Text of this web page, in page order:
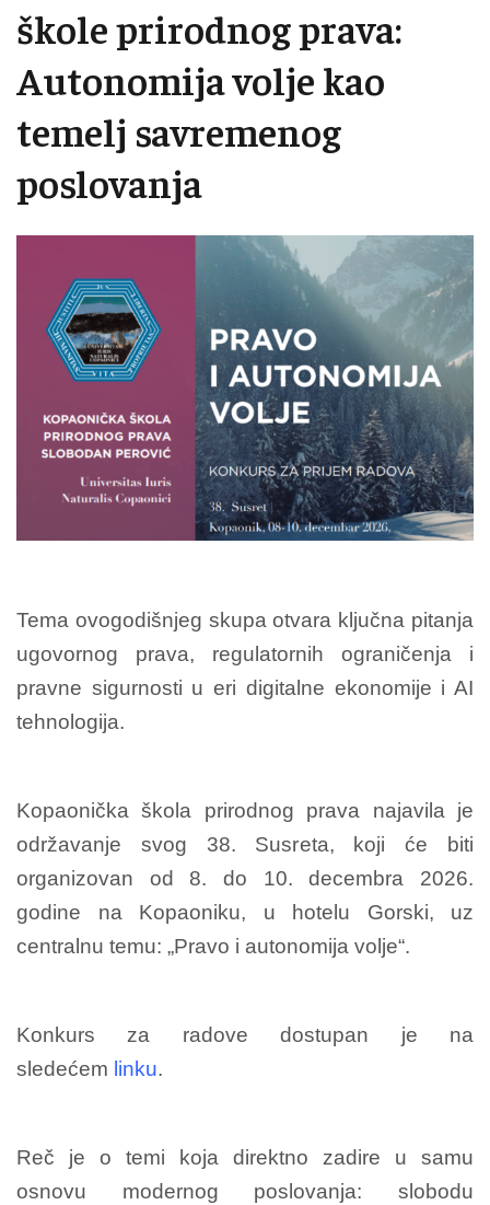
škole prirodnog prava:
Autonomija volje kao
temelj savremenog
poslovanja
Tema ovogodišnjeg skupa otvara ključna pitanja
ugovornog prava, regulatornih ograničenja i
pravne sigurnosti u eri digitalne ekonomije i AI
tehnologija.
Kopaonička škola prirodnog prava najavila je
održavanje svog 38. Susreta, koji će biti
organizovan od 8. do 10. decembra 2026.
godine na Kopaoniku, u hotelu Gorski, uz
centralnu temu: „Pravo i autonomija volje“.
Konkurs za radove dostupan je na
sledećem linku.
Reč je o temi koja direktno zadire u samu
osnovu modernog poslovanja: slobodu